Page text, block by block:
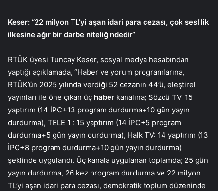
Keser: “22 milyon TL’yi aşan idari para cezası, çok seslilik
ilkesine ağır bir darbe niteliğindedir”
RTÜK üyesi Tuncay Keser, sosyal medya hesabından
yaptığı açıklamada, “Haber ve yorum programlarına,
RTÜK’ün 2025 yılında verdiği 52 cezanın 44’ü, eleştirel
yayınları ile öne çıkan üç haber kanalına; Sözcü TV: 15
yaptırım (14 İPC+13 program durdurma+10 gün yayın
durdurma), TELE 1 : 15 yaptırım (14 İPC+5 program
durdurma+5 gün yayın durdurma), Halk TV: 14 yaptırım (13
İPC+8 program durdurma+10 gün yayın durdurma)
şeklinde uygulandı. Üç kanala uygulanan toplamda; 25 gün
yayın durdurma, 26 kez program durdurma ve 22 milyon
TL’yi aşan idari para cezası, demokratik toplum düzeninde